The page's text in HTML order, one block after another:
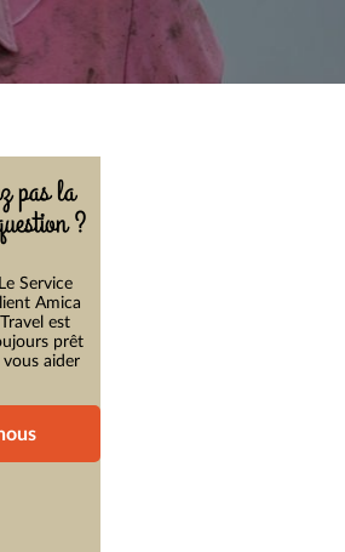
pas la
?
Le Service
Amica
Travel est
prêt
vous aider